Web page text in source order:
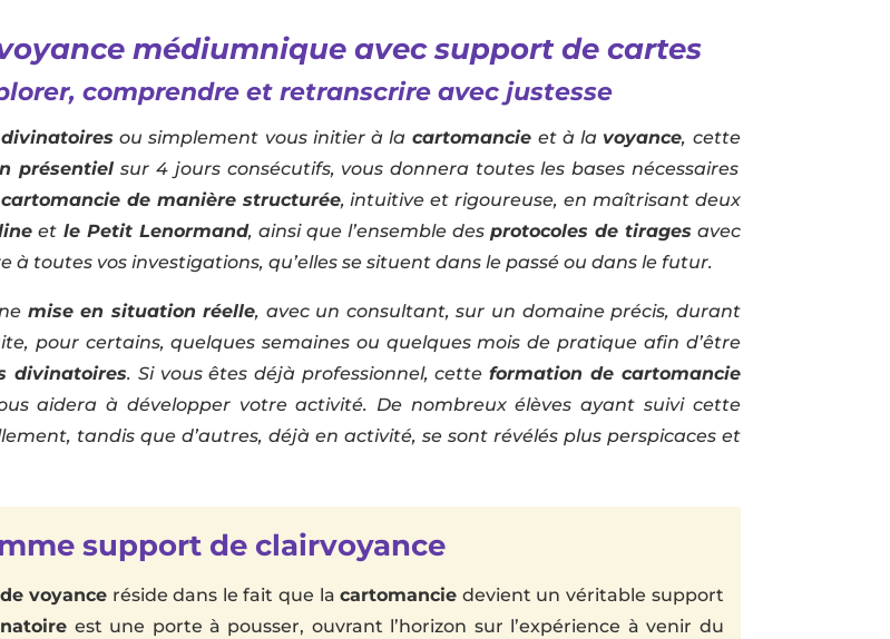
médiumnique avec support de cartes
comprendre et retranscrire avec justesse
ou simplement vous initier à la cartomancie et à lavoyance, cette
présentielsur 4 jours consécutifs, vous donnera toutes les bases nécessaires
de manière structurée, intuitive et rigoureuse, en maîtrisant deux
et le Petit Lenormand, ainsi que l’ensemble des protocoles de tiragesavec
toutes vos investigations, qu’elles se situent dans le passé ou dans le futur.
mise en situation réelle, avec un consultant, sur un domaine précis, durant
pour certains, quelques semaines ou quelques mois de pratique afin d’être
divinatoires. Si vous êtes déjà professionnel, cetteformation de cartomancie
aidera à développer votre activité. De nombreux élèves ayant suivi cette
tandis que d’autres, déjà en activité, se sont révélés plus perspicaces et
support de clairvoyance
voyance réside dans le fait que lacartomancie devient un véritable support
est une porte à pousser, ouvrant l’horizon sur l’expérience à venir du